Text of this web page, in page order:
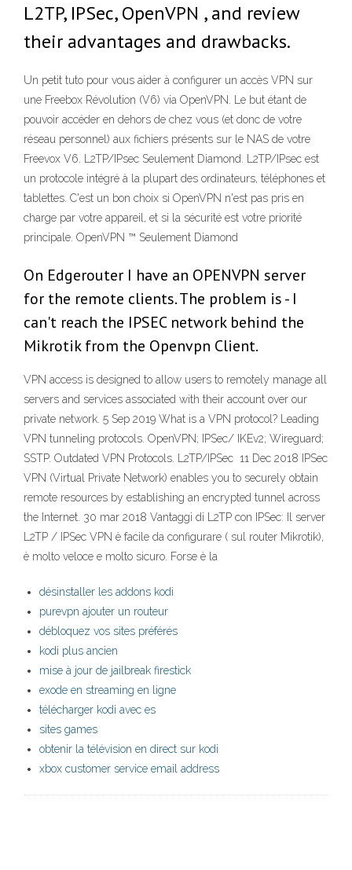
L2TP, IPSec, OpenVPN , and review
their advantages and drawbacks.
Un petit tuto pour vous aider à configurer un accès VPN sur
une Freebox Révolution (V6) via OpenVPN. Le but étant de
pouvoir accéder en dehors de chez vous (et donc de votre
réseau personnel) aux fichiers présents sur le NAS de votre
Freevox V6. L2TP/IPsec Seulement Diamond. L2TP/IPsec est
un protocole intégré à la plupart des ordinateurs, téléphones et
tablettes. C'est un bon choix si OpenVPN n'est pas pris en
charge par votre appareil, et si la sécurité est votre priorité
principale. OpenVPN ™ Seulement Diamond
On Edgerouter I have an OPENVPN server
for the remote clients. The problem is - I
can't reach the IPSEC network behind the
Mikrotik from the Openvpn Client.
VPN access is designed to allow users to remotely manage all
servers and services associated with their account over our
private network. 5 Sep 2019 What is a VPN protocol? Leading
VPN tunneling protocols. OpenVPN; IPSec/ IKEv2; Wireguard;
SSTP. Outdated VPN Protocols. L2TP/IPSec 11 Dec 2018 IPSec
VPN (Virtual Private Network) enables you to securely obtain
remote resources by establishing an encrypted tunnel across
the Internet. 30 mar 2018 Vantaggi di L2TP con IPSec: Il server
L2TP / IPSec VPN è facile da configurare ( sul router Mikrotik),
è molto veloce e molto sicuro. Forse è la
désinstaller les addons kodi
purevpn ajouter un routeur
débloquez vos sites préférés
kodi plus ancien
mise à jour de jailbreak firestick
exode en streaming en ligne
télécharger kodi avec es
sites games
obtenir la télévision en direct sur kodi
xbox customer service email address